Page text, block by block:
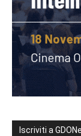
Iscriviti a